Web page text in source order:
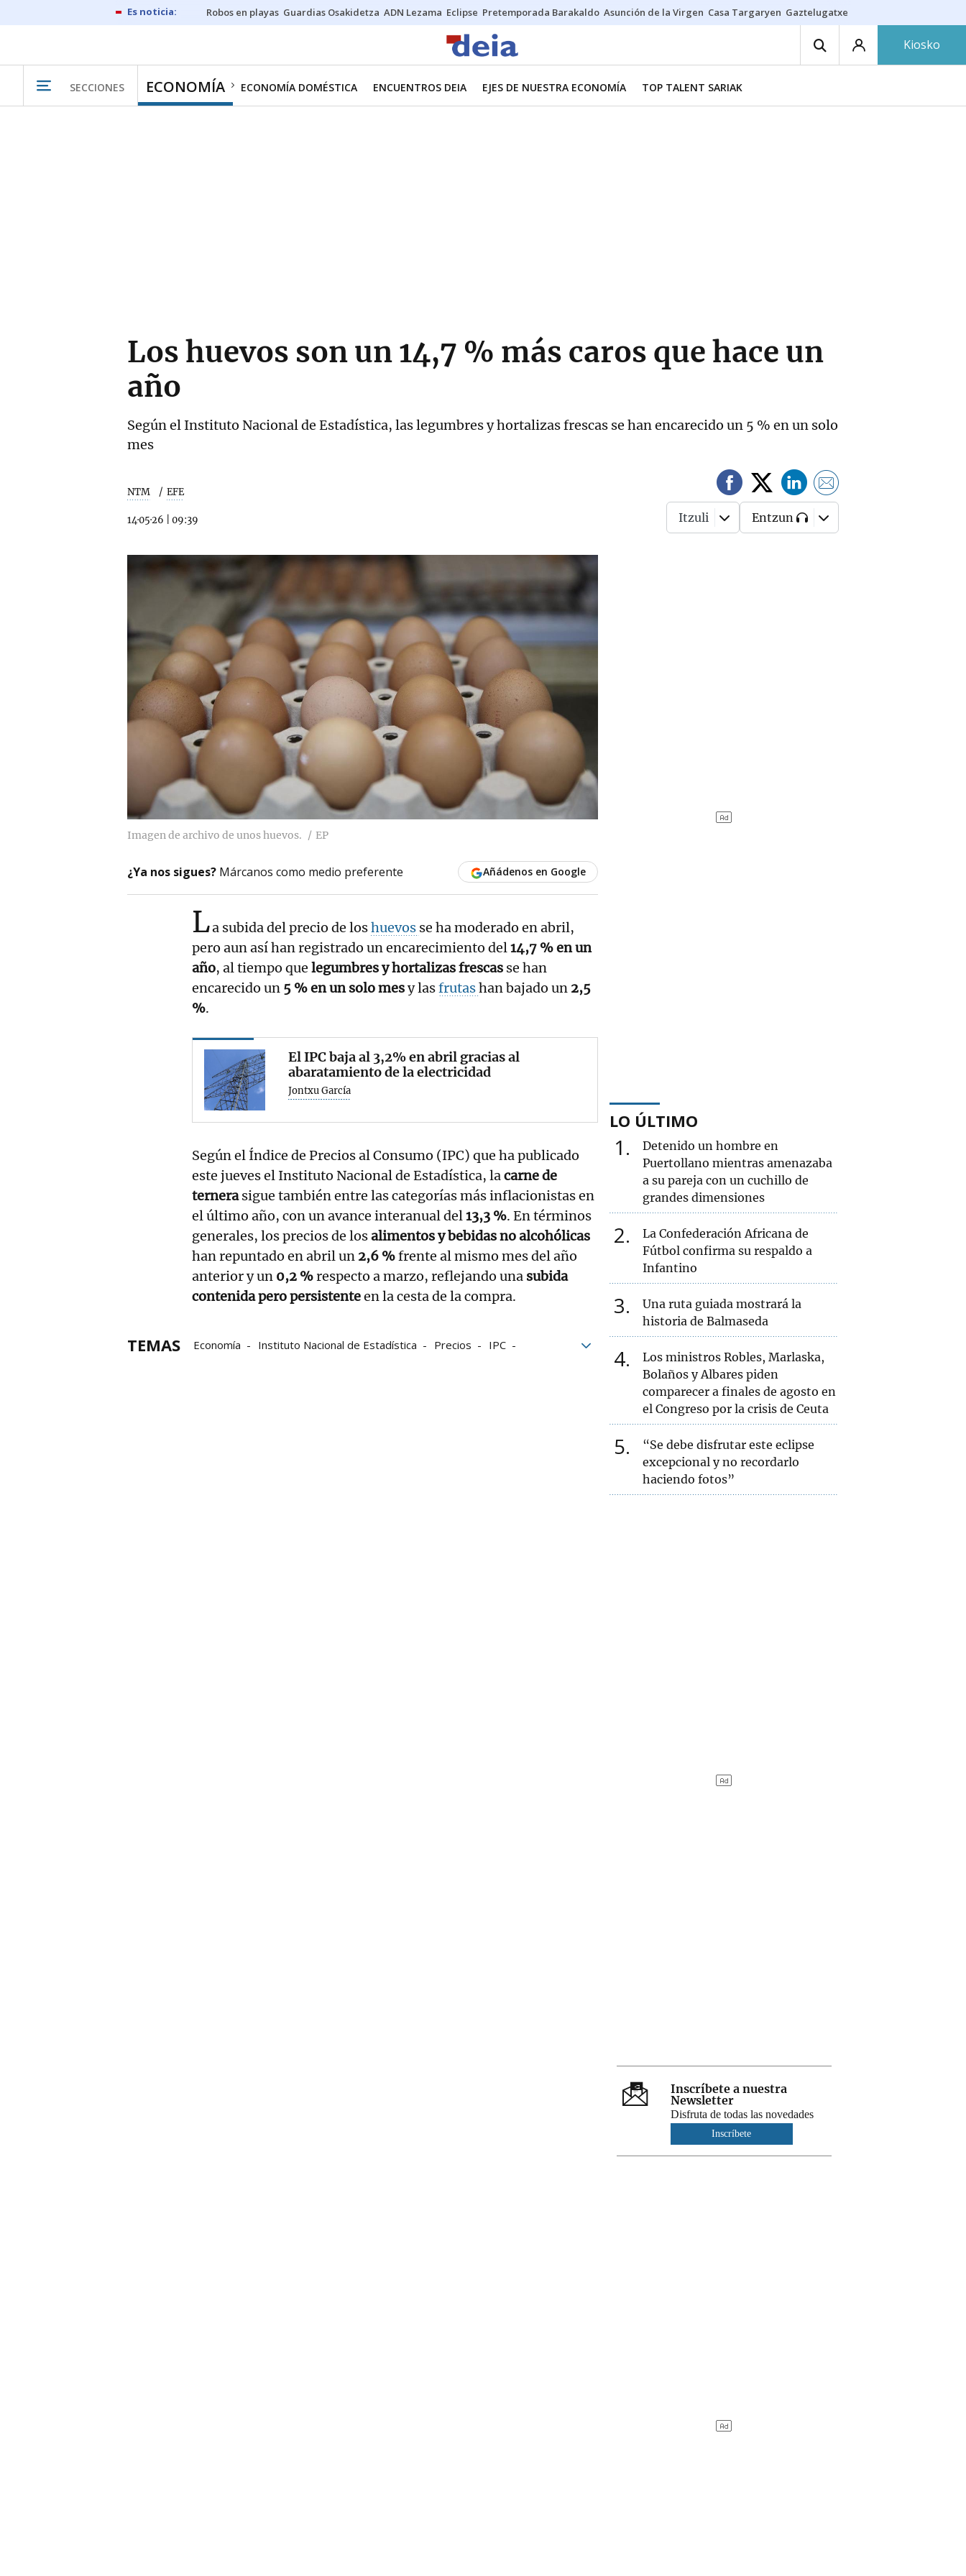
Robos en playas Guardias Osakidetza ADN Lezama Eclipse Pretemporada Barakaldo Asunción de la Virgen Casa Targaryen Gaztelugatxe
Kiosko
SECCIONES ECONOMÍA ECONOMÍA DOMÉSTICA ENCUENTROS DEIA EJES DE NUESTRA ECONOMÍA TOP TALENT SARIAK
Los huevos son un 14,7 % más caros que hace un
año
Según el Instituto Nacional de Estadística, las legumbres y hortalizas frescas se han encarecido un 5 % en un solo
mes
NTM EFE
14·05·26 09:39 Itzuli Entzun
Imagen de archivo de unos huevos. EP
¿Ya nos sigues? Márcanos como medio preferente Añádenos en Google
La subida del precio de loshuevos se ha moderado en abril,
pero aun así han registrado un encarecimiento del14,7 % en un
año, al tiempo que legumbres y hortalizas frescas se han
encarecido un 5 % en un solo mesy lasfrutashan bajado un 2,5
%.
El IPC baja al 3,2% en abril gracias al
abaratamiento de la electricidad
Jontxu García
Según el Índice de Precios al Consumo (IPC) que ha publicado
este jueves el Instituto Nacional de Estadística, lacarne de
ternerasigue también entre las categorías más inflacionistas en
el último año, con un avance interanual del13,3 %. En términos
generales, los precios de losalimentos y bebidas no alcohólicas
han repuntado en abril un 2,6 %frente al mismo mes del año
anterior y un 0,2 %respecto a marzo, reflejando una subida
contenida pero persistenteen la cesta de la compra.
TEMAS Economía Instituto Nacional de Estadística Precios
IPC
LO ÚLTIMO
1
Detenido un hombre en
Puertollano mientras amenazaba
a su pareja con un cuchillo de
grandes dimensiones
2
La Confederación Africana de
Fútbol confirma su respaldo a
Infantino
3
Una ruta guiada mostrará la
historia de Balmaseda
4
Los ministros Robles, Marlaska,
Bolaños y Albares piden
comparecer a finales de agosto en
el Congreso por la crisis de Ceuta
5
“Se debe disfrutar este eclipse
excepcional y no recordarlo
haciendo fotos”
Inscríbete a nuestra
Newsletter
Disfruta de todas las novedades
Inscríbete